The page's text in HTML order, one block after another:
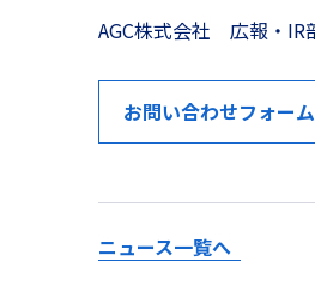
AGC株式会社 広報・IR
お問い合わせフォーム
ニュース一覧へ